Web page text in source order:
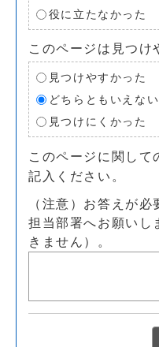
役に立たなかった
このページは見つけ
見つけやすかった
どちらともいえない
見つけにくかった
このページに関して
記入ください。
（注意）お答えが
担当部署へお願いし
きません）。